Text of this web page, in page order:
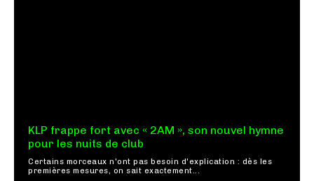
KLP frappe fort avec « 2AM », son nouvel hymne
pour les nuits de club
Certains morceaux n'ont pas besoin d'explication : dès les
premières mesures, on sait exactement...